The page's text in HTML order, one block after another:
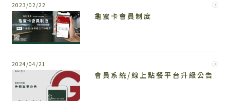
2023/02/22
龜蜜卡會員制度
2024/04/21
會員系統/線上點餐平台升級公告